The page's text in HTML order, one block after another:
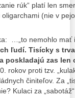
rúk“ platí len
(nie v
…„to nemohlo mať
ľudí. Tisícky s
poskladajú zas
rokov proti tzv.
činiteľov. Za
Kulaci za